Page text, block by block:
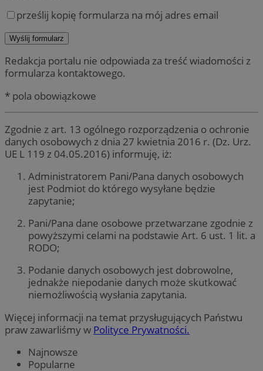
prześlij kopię formularza na mój adres email
Redakcja portalu nie odpowiada za treść wiadomości z
formularza kontaktowego.
* pola obowiązkowe
Zgodnie z art. 13 ogólnego rozporządzenia o ochronie
danych osobowych z dnia 27 kwietnia 2016 r. (Dz. Urz.
UE L 119 z 04.05.2016) informuję, iż:
Administratorem Pani/Pana danych osobowych
jest Podmiot do którego wysyłane będzie
zapytanie;
Pani/Pana dane osobowe przetwarzane zgodnie z
powyższymi celami na podstawie Art. 6 ust. 1 lit. a
RODO;
Podanie danych osobowych jest dobrowolne,
jednakże niepodanie danych może skutkować
niemożliwością wysłania zapytania.
Więcej informacji na temat przysługujących Państwu
praw zawarliśmy w Polityce Prywatności.
Najnowsze
Popularne